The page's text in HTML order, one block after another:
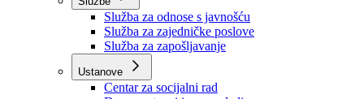
Organizacije
Službe
Služba za odnose s javnošću
Služba za zajedničke poslove
Služba za zapošljavanje